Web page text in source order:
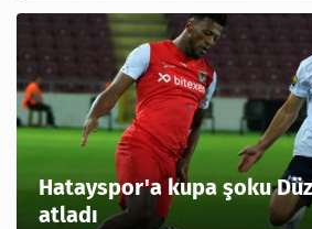
Hatayspor'a kupa şoku
atladı